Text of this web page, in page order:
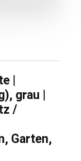
|
grau |
/
Garten,